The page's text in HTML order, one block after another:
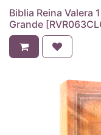
Biblia Reina Valera
Grande